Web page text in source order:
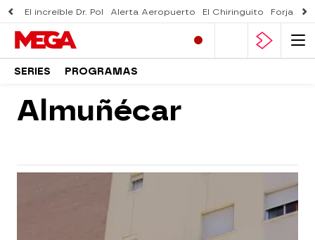
El increíble Dr. Pol Alerta Aeropuerto El Chiringuito Forjado
SERIES PROGRAMAS
Almuñécar